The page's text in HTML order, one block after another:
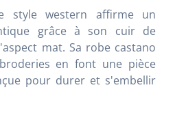
style western affirme un
grâce à son cuir de
mat. Sa robe castano
en font une pièce
pour durer et s'embellir